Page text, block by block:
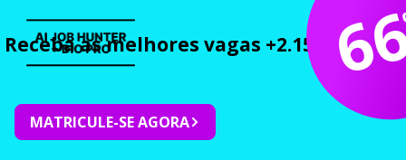
Receba as melhores vagas +2.150 cursos
MATRICULE-SE AGORA